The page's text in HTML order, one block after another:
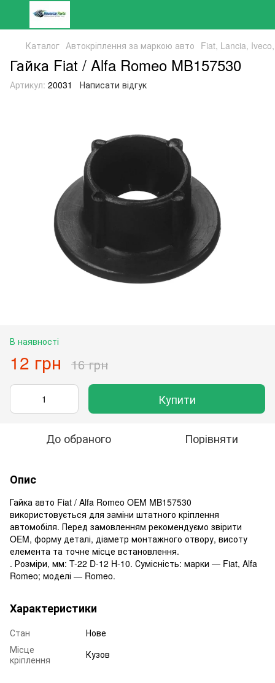
Каталог Автокріплення за маркою авто Fiat, Lancia,
Гайка Fiat / Alfa Romeo MB157530
Артикул: 20031 Написати відгук
В наявності
12 грн 16 грн
Купити
До обраного Порівняти
Опис
Гайка авто Fiat / Alfa Romeo OEM MB157530
використовується для заміни штатного кріплення
автомобіля. Перед замовленням рекомендуємо звірити
OEM, форму деталі, діаметр монтажного отвору, висоту
елемента та точне місце встановлення.
. Розміри, мм: T-22 D-12 H-10. Сумісність: марки — Fiat, Alfa
Romeo; моделі — Romeo.
Характеристики
Стан
Нове
Місце
кріплення
Кузов